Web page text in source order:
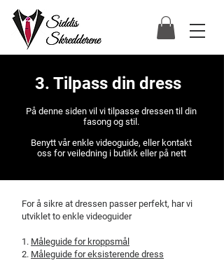
3. Tilpass din dress
På denne siden vil vi tilpasse dressen til din
fasong og stil.
Benytt vår enkle videoguide, eller kontakt
oss for veiledning i butikk eller på nett
For å sikre at dressen passer perfekt, har vi
utviklet to enkle videoguider
1. Måleguide for kroppsmål
2. Måleguide for eksisterende dress